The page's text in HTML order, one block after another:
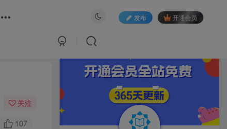
发布 开通会员
关注
107